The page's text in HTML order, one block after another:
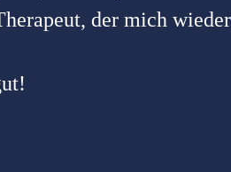
der mich